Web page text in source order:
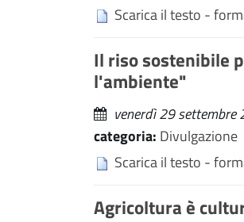
Scarica il testo -
Il riso sostenibile
l'ambiente"
venerdì 29 settembre
categoria: Divulgazione
Scarica il testo -
Agricoltura è